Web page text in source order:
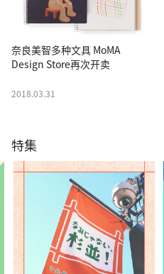
奈良美智多种文具 MoMA
Design Store再次开卖
2018.03.31
特集